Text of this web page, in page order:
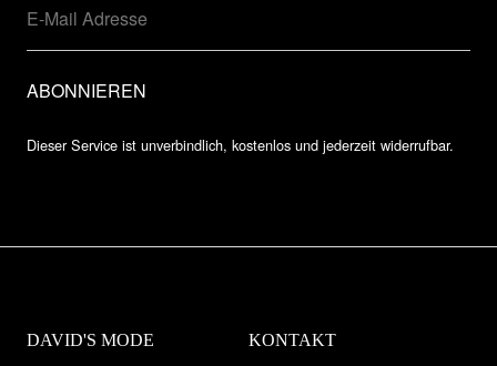
Dieser Service ist unverbindlich, kostenlos und jederzeit widerrufbar.
DAVID'S MODE KONTAKT